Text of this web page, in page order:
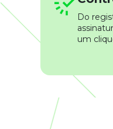
Do
um